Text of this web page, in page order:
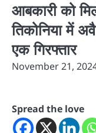
आबकारी को
तिकोनिया में
एक गिरफ्तार
November 21,
Spread the love